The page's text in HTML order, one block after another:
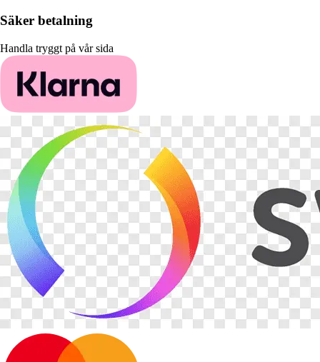
Säker betalning
Handla tryggt på vår sida